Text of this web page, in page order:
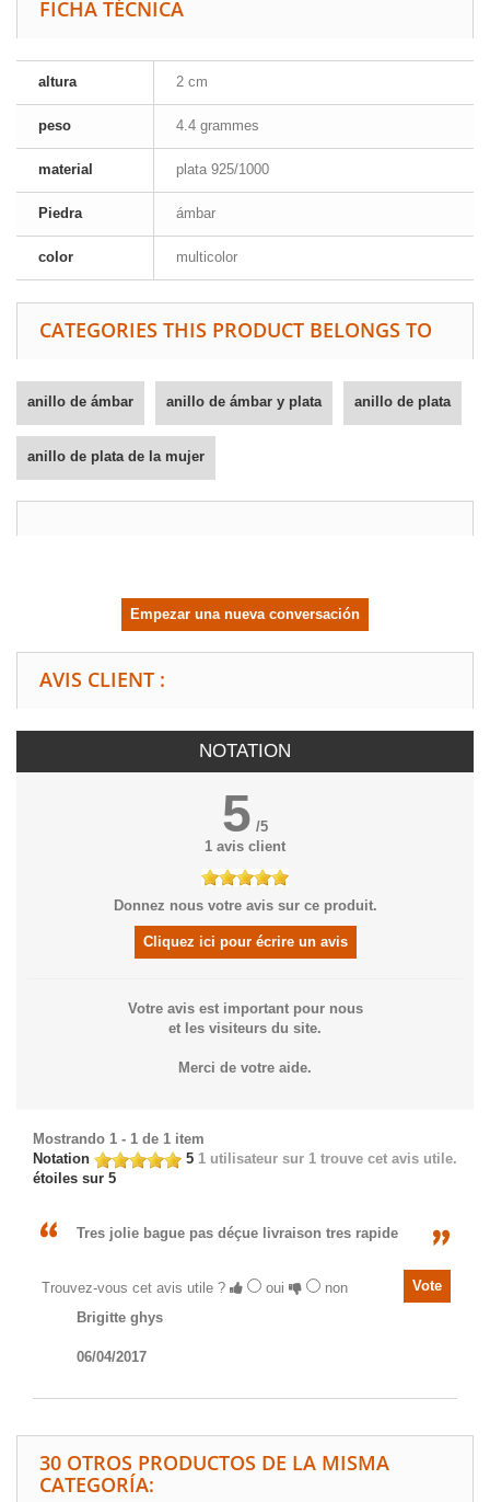
FICHA TÉCNICA
altura 2 cm
peso 4.4 grammes
material plata 925/1000
Piedra ámbar
color multicolor
CATEGORIES THIS PRODUCT BELONGS TO
anillo de ámbar anillo de ámbar y plata anillo de plata
anillo de plata de la mujer
Empezar una nueva conversación
AVIS CLIENT :
NOTATION
5 /5
1 avis client
Donnez nous votre avis sur ce produit.
Cliquez ici pour écrire un avis
Votre avis est important pour nous
et les visiteurs du site.
Merci de votre aide.
Mostrando 1 - 1 de 1 item
1 utilisateur sur 1 trouve cet avis utile.
Notation
5
étoiles sur 5
Tres jolie bague pas déçue livraison tres rapide
Trouvez-vous cet avis utile ? oui
non
Brigitte ghys
06/04/2017
30 OTROS PRODUCTOS DE LA MISMA
CATEGORÍA: